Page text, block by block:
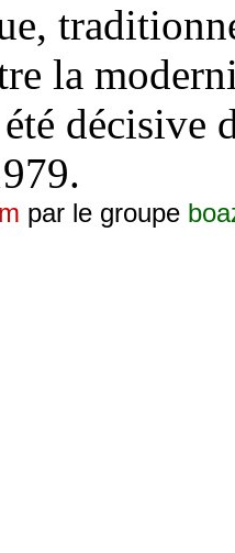
la
décisive
par le groupe